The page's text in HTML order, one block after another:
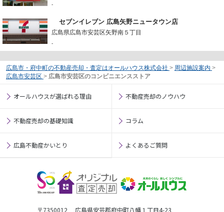
-
セブンイレブン 広島矢野ニュータウン店
広島県広島市安芸区矢野南５丁目
-
広島市・府中町の不動産売却・査定はオールハウス株式会社 > 周辺施設案内 >
広島市安芸区 > 広島市安芸区のコンビニエンスストア
オールハウスが選ばれる理由 不動産売却のノウハウ
不動産売却の基礎知識 コラム
広島不動産かいとり よくあるご質問
〒7350012 広島県安芸郡府中町八幡１丁目4-23